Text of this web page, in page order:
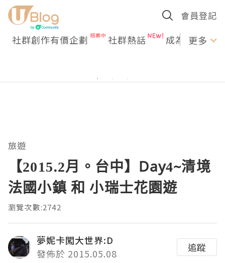
會員登記
社群創作有價企劃 社群熱話 成為U更多
旅遊
【2015.2月。台中】Day4~清境
法國小鎮 和 小瑞士花園遊
瀏覽次數:2742
夢妮卡闖大世界:D
發佈於 2015.05.08
追蹤